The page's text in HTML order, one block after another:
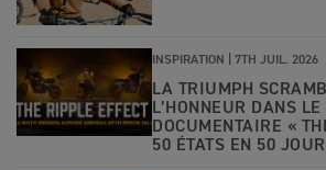
INSPIRATION | 7TH JUIL. 2026
LA TRIUMPH
L’HONNEUR DANS
DOCUMENTAIRE «
50 ÉTATS EN 50